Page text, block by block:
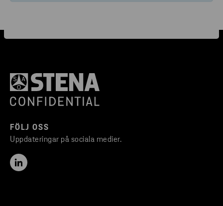
FÖLJ OSS
Uppdateringar på sociala medier.